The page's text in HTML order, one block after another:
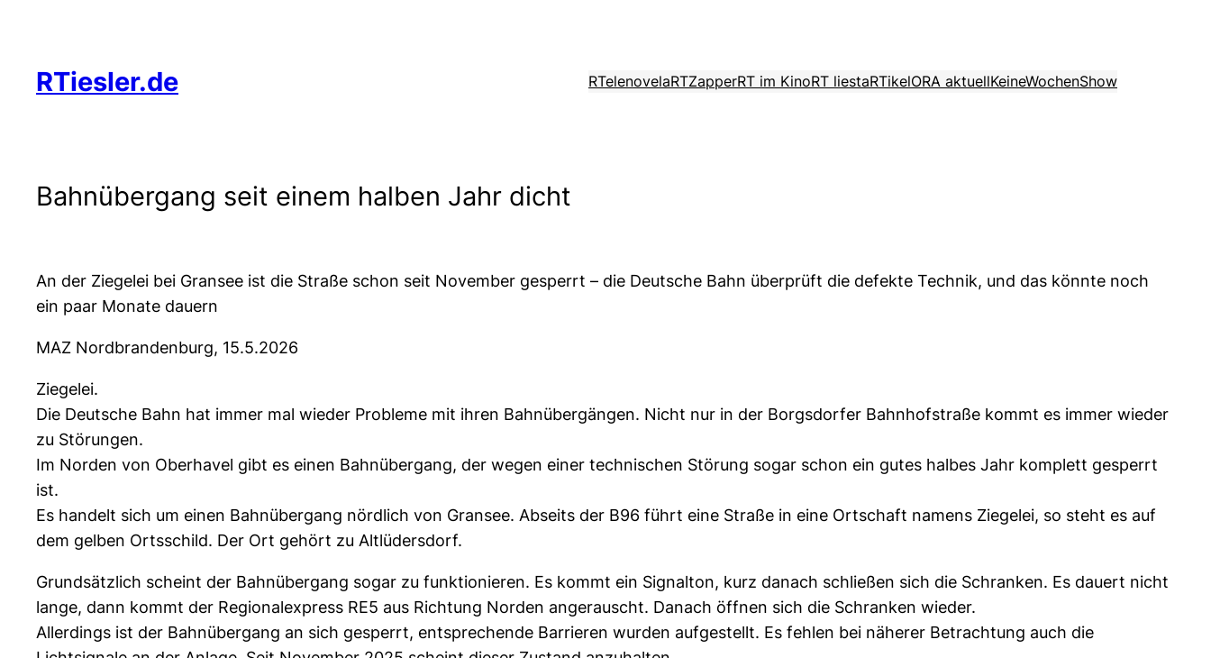
springen
RTiesler.de RTelenovelaRTZapperRT im KinoRT liestaRTikelORA aktuellKeineWochenShow
Bahnübergang seit einem halben Jahr dicht
An der Ziegelei bei Gransee ist die Straße schon seit November gesperrt – die Deutsche Bahn überprüft die defekte Technik, und das könnte noch
ein paar Monate dauern
MAZ Nordbrandenburg, 15.5.2026
Ziegelei.
Die Deutsche Bahn hat immer mal wieder Probleme mit ihren Bahnübergängen. Nicht nur in der Borgsdorfer Bahnhofstraße kommt es immer wieder
zu Störungen.
Im Norden von Oberhavel gibt es einen Bahnübergang, der wegen einer technischen Störung sogar schon ein gutes halbes Jahr komplett gesperrt
ist.
Es handelt sich um einen Bahnübergang nördlich von Gransee. Abseits der B96 führt eine Straße in eine Ortschaft namens Ziegelei, so steht es auf
dem gelben Ortsschild. Der Ort gehört zu Altlüdersdorf.
Grundsätzlich scheint der Bahnübergang sogar zu funktionieren. Es kommt ein Signalton, kurz danach schließen sich die Schranken. Es dauert nicht
lange, dann kommt der Regionalexpress RE5 aus Richtung Norden angerauscht. Danach öffnen sich die Schranken wieder.
Allerdings ist der Bahnübergang an sich gesperrt, entsprechende Barrieren wurden aufgestellt. Es fehlen bei näherer Betrachtung auch die